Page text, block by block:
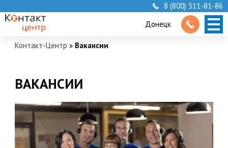
8 (800) 511-81-86
Донецк
Контакт-Центр » Вакансии
ВАКАНСИИ